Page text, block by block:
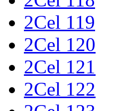
2Cel 119
2Cel 120
2Cel 121
2Cel 122